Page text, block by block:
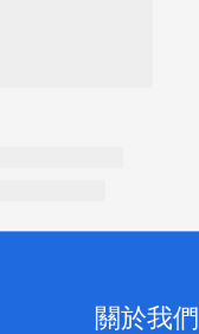
關於我們